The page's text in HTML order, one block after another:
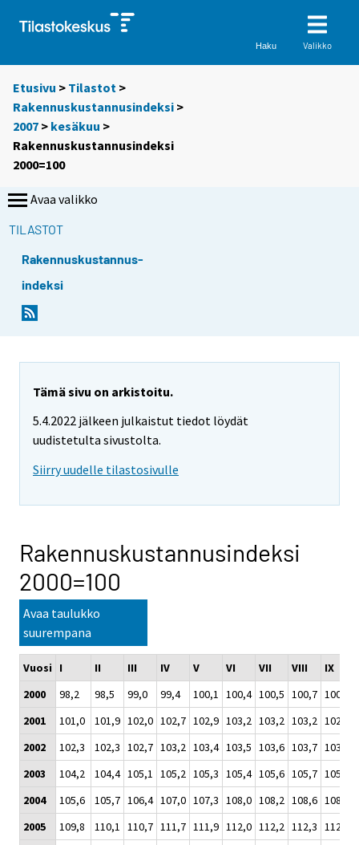
Haku Valikko
Etusivu > Tilastot >
Rakennuskustannusindeksi >
2007 > kesäkuu >
Rakennuskustannusindeksi
2000=100
Avaa valikko
TILASTOT
Rakennuskustannus-
indeksi
Tämä sivu on arkistoitu.
5.4.2022 jälkeen julkaistut tiedot löydät
uudistetulta sivustolta.
Siirry uudelle tilastosivulle
Rakennuskustannusindeksi
2000=100
Avaa taulukko
suurempana
Vuosi I II III IV V VI VII VIII IX
2000
98,2 98,5 99,0 99,4 100,1 100,4 100,5 100,7 100,8
2001
101,0 101,9 102,0 102,7 102,9 103,2 103,2 103,2 102,7
2002
102,3 102,3 102,7 103,2 103,4 103,5 103,6 103,7 103,6
2003
104,2 104,4 105,1 105,2 105,3 105,4 105,6 105,7 105,6
2004
105,6 105,7 106,4 107,0 107,3 108,0 108,2 108,6 108,7
2005
109,8 110,1 110,7 111,7 111,9 112,0 112,2 112,3 112,5